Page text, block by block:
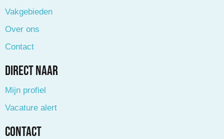
Vakgebieden
Over ons
Contact
Direct naar
Mijn profiel
Vacature alert
Contact